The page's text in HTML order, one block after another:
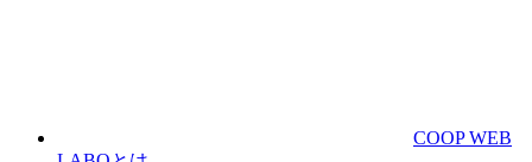
COOP WEB